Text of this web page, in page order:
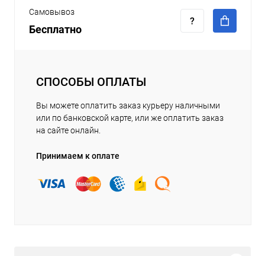
Самовывоз
Бесплатно
СПОСОБЫ ОПЛАТЫ
Вы можете оплатить заказ курьеру наличными
или по банковской карте, или же оплатить заказ
на сайте онлайн.
Принимаем к оплате